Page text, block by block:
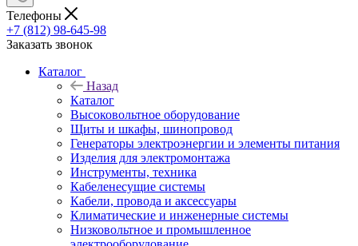
Телефоны
+7 (812) 98-645-98
Заказать звонок
Каталог
Назад
Каталог
Высоковольтное оборудование
Щиты и шкафы, шинопровод
Генераторы электроэнергии и элементы питания
Изделия для электромонтажа
Инструменты, техника
Кабеленесущие системы
Кабели, провода и аксессуары
Климатические и инженерные системы
Низковольтное и промышленное